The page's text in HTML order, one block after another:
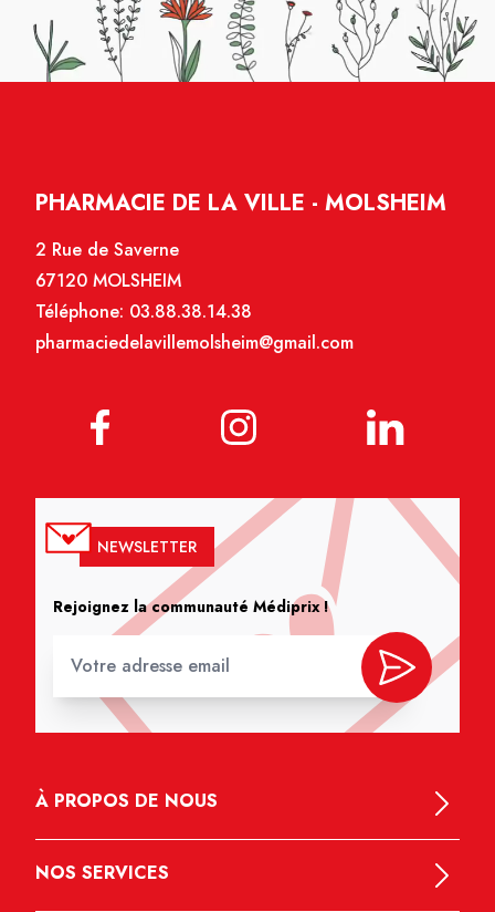
PHARMACIE DE LA VILLE - MOLSHEIM
2 Rue de Saverne
67120 MOLSHEIM
Téléphone: 03.88.38.14.38
pharmaciedelavillemolsheim@gmail.com
NEWSLETTER
Rejoignez la communauté Médiprix !
À PROPOS DE NOUS
NOS SERVICES